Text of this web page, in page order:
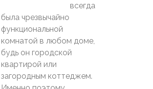
всегда
была чрезвычайно
функциональной
комнатой в любом доме,
будь он городской
квартирой или
загородным коттеджем.